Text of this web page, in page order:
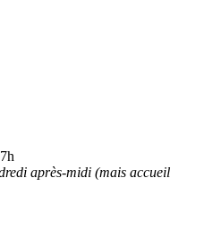
après-midi (mais accueil